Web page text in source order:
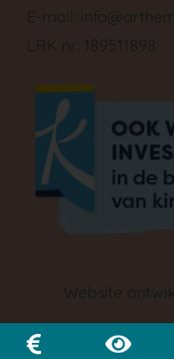
E-mail:
LRK nr: 189511898
Website
GA